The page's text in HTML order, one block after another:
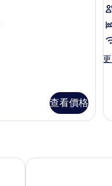
查看價格
房,
相
更
陽
台
情
宜蘭小魚的家